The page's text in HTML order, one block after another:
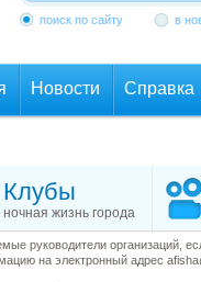
поиск по сайту в
Новости Справка
Клубы
ночная жизнь города
руководители организаций,
на электронный адрес